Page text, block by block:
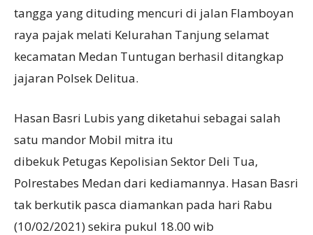
tangga yang dituding mencuri di jalan Flamboyan
raya pajak melati Kelurahan Tanjung selamat
kecamatan Medan Tuntugan berhasil ditangkap
jajaran Polsek Delitua.
Hasan Basri Lubis yang diketahui sebagai salah
satu mandor Mobil mitra itu
dibekuk Petugas Kepolisian Sektor Deli Tua,
Polrestabes Medan dari kediamannya. Hasan Basri
tak berkutik pasca diamankan pada hari Rabu
(10/02/2021) sekira pukul 18.00 wib